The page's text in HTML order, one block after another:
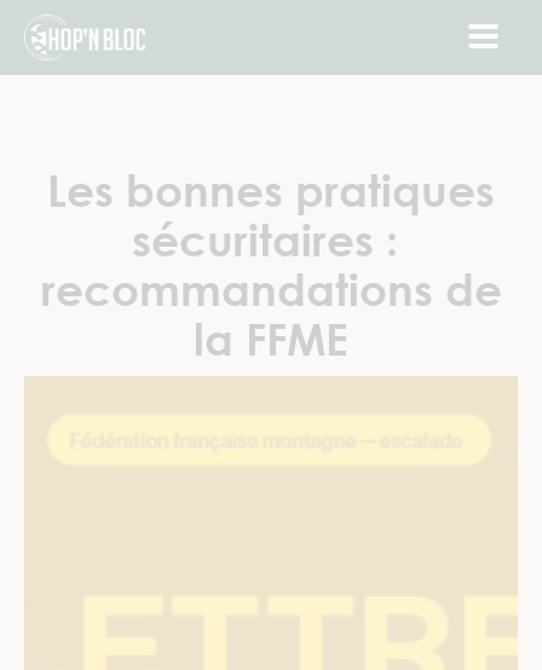
Les bonnes pratiques
sécuritaires :
recommandations de
la FFME